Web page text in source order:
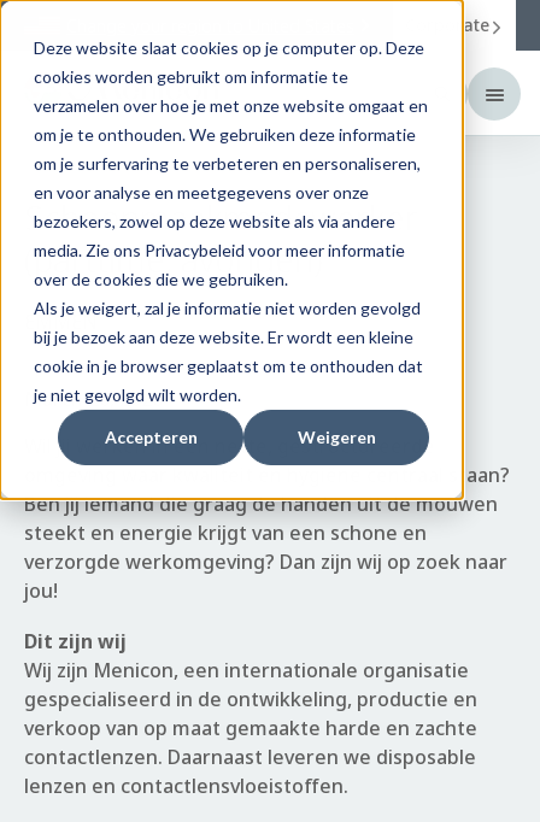
Deze website slaat cookies op je computer op. Deze
cookies worden gebruikt om informatie te
verzamelen over hoe je met onze website omgaat en
om je te onthouden. We gebruiken deze informatie
om je surfervaring te verbeteren en personaliseren,
en voor analyse en meetgegevens over onze
bezoekers, zowel op deze website als via andere
media. Zie ons Privacybeleid voor meer informatie
over de cookies die we gebruiken.
Als je weigert, zal je informatie niet worden gevolgd
bij je bezoek aan deze website. Er wordt een kleine
cookie in je browser geplaatst om te onthouden dat
je niet gevolgd wilt worden.
Accepteren Weigeren
Corporate
Schoonmaakmedewerker
(parttime, avonden)
EMMEN
March 26, 2026
Wil jij werken in een nette, gestructureerde
omgeving waar kwaliteit en hygiëne centraal staan?
Ben jij iemand die graag de handen uit de mouwen
steekt en energie krijgt van een schone en
verzorgde werkomgeving? Dan zijn wij op zoek naar
jou!
Dit zijn wij
Wij zijn Menicon, een internationale organisatie
gespecialiseerd in de ontwikkeling, productie en
verkoop van op maat gemaakte harde en zachte
contactlenzen. Daarnaast leveren we disposable
lenzen en contactlensvloeistoffen.